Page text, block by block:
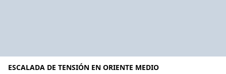
ESCALADA DE TENSIÓN EN ORIENTE MEDIO